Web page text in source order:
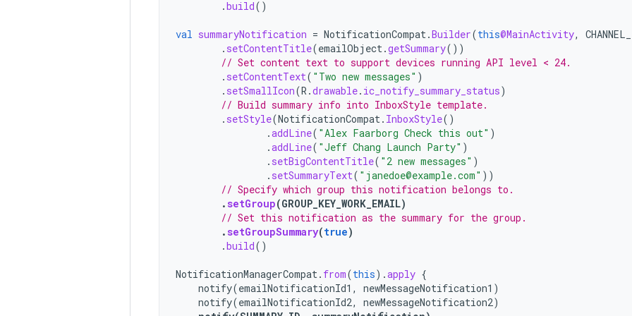
.build()
val summaryNotification = NotificationCompat .Builder(this@MainActivity,
. setContentTitle(emailObject .getSummary())
// Set content text to support devices running API level < 24.
. setContentText( "Two new messages" )
. setSmallIcon(R .drawable. ic_notify_summary_status)
// Build summary info into InboxStyle template.
. setStyle(NotificationCompat . InboxStyle()
.addLine( "Alex Faarborg Check this out" )
.addLine( "Jeff Chang Launch Party" )
. setBigContentTitle( "2 new messages" )
. setSummaryText( "janedoe@example.com" ))
// Specify which group this notification belongs to.
.setGroup(GROUP_KEY_WORK_EMAIL)
// Set this notification as the summary for the group.
.setGroupSummary(true)
.build()
NotificationManagerCompat . from(this).apply {
notify(emailNotificationId1 , newMessageNotification1 )
notify(emailNotificationId2, newMessageNotification2)